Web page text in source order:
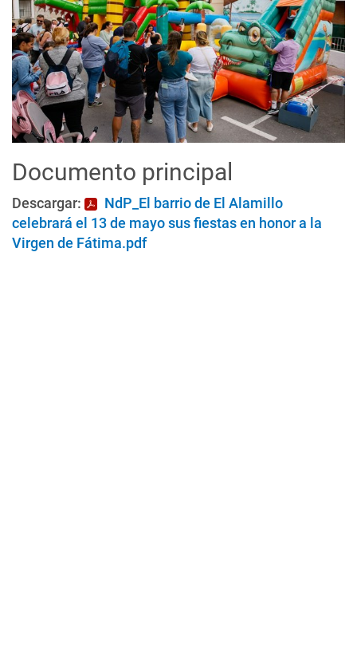
Documento principal
Descargar:
NdP_El barrio de El Alamillo
celebrará el 13 de mayo sus fiestas en honor a la
Virgen de Fátima.pdf